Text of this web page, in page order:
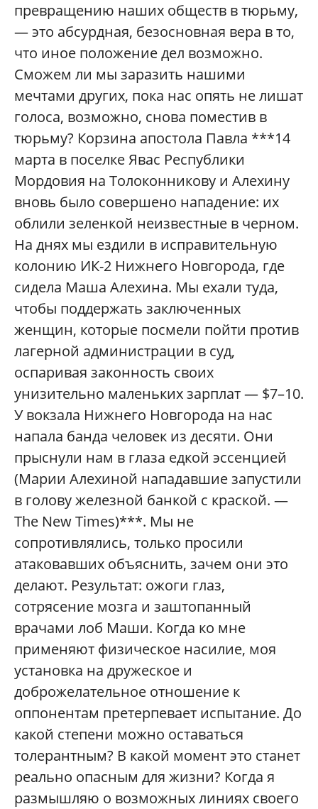
превращению наших обществ в тюрьму,
— это абсурдная, безосновная вера в то,
что иное положение дел возможно.
Сможем ли мы заразить нашими
мечтами других, пока нас опять не лишат
голоса, возможно, снова поместив в
тюрьму? Корзина апостола Павла ***14
марта в поселке Явас Республики
Мордовия на Толоконникову и Алехину
вновь было совершено нападение: их
облили зеленкой неизвестные в черном.
На днях мы ездили в исправительную
колонию ИК-2 Нижнего Новгорода, где
сидела Маша Алехина. Мы ехали туда,
чтобы поддержать заключенных
женщин, которые посмели пойти против
лагерной администрации в суд,
оспаривая законность своих
унизительно маленьких зарплат — $7–10.
У вокзала Нижнего Новгорода на нас
напала банда человек из десяти. Они
прыснули нам в глаза едкой эссенцией
(Марии Алехиной нападавшие запустили
в голову железной банкой с краской. —
The New Times)***. Мы не
сопротивлялись, только просили
атаковавших объяснить, зачем они это
делают. Результат: ожоги глаз,
сотрясение мозга и заштопанный
врачами лоб Маши. Когда ко мне
применяют физическое насилие, моя
установка на дружеское и
доброжелательное отношение к
оппонентам претерпевает испытание. До
какой степени можно оставаться
толерантным? В какой момент это станет
реально опасным для жизни? Когда я
размышляю о возможных линиях своего